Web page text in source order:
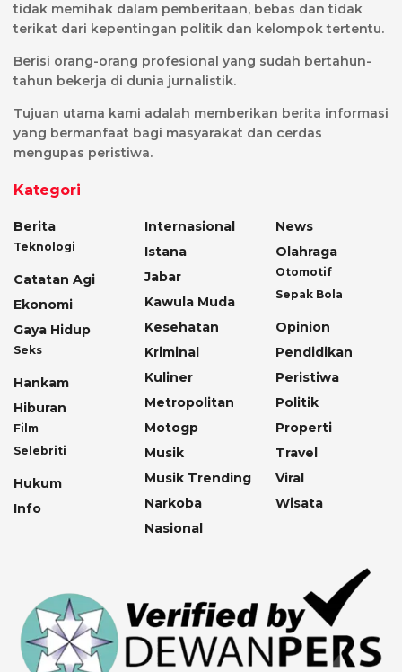
tidak memihak dalam pemberitaan, bebas dan tidak
terikat dari kepentingan politik dan kelompok tertentu.
Berisi orang-orang profesional yang sudah bertahun-
tahun bekerja di dunia jurnalistik.
Tujuan utama kami adalah memberikan berita informasi
yang bermanfaat bagi masyarakat dan cerdas
mengupas peristiwa.
Kategori
Berita
Teknologi
Catatan Agi
Ekonomi
Gaya Hidup
Seks
Hankam
Hiburan
Film
Selebriti
Hukum
Info
Internasional
Istana
Jabar
Kawula Muda
Kesehatan
Kriminal
Kuliner
Metropolitan
Motogp
Musik
Musik Trending
Narkoba
Nasional
News
Olahraga
Otomotif
Sepak Bola
Opinion
Pendidikan
Peristiwa
Politik
Properti
Travel
Viral
Wisata